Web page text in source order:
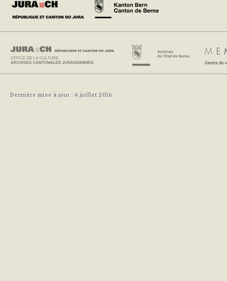
Dernière mise à jour : 4 juillet 2016